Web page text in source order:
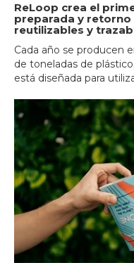
ReLoop crea el
preparada y
reutilizables y
Cada año se producen
de toneladas de
está diseñada para